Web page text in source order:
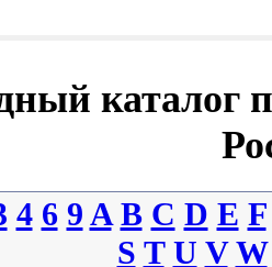
каталог
4 6 9 A B C D E F
S T U V W